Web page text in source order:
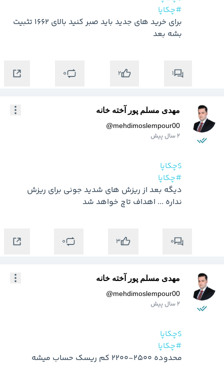
#چکاپا
بشه بعد
1
2
0
مهدی مسلم پور آخته خانه
@mehdimoslempour00
2 سال پیش
$چکاپا
#چکاپا
نداره ... اهداف تاچ خواهد شد
0
3
0
مهدی مسلم پور آخته خانه
@mehdimoslempour00
2 سال پیش
$چکاپا
#چکاپا
محدوده 2500-2200 کم ریسک حساب میشه